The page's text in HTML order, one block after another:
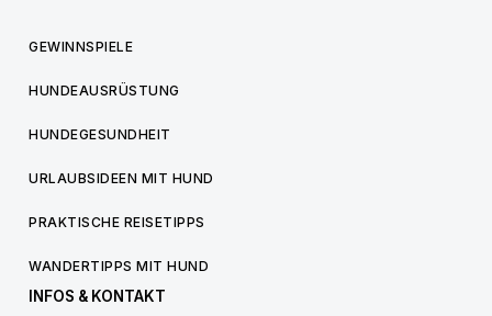
GEWINNSPIELE
HUNDEAUSRÜSTUNG
HUNDEGESUNDHEIT
URLAUBSIDEEN MIT HUND
PRAKTISCHE REISETIPPS
WANDERTIPPS MIT HUND
INFOS & KONTAKT